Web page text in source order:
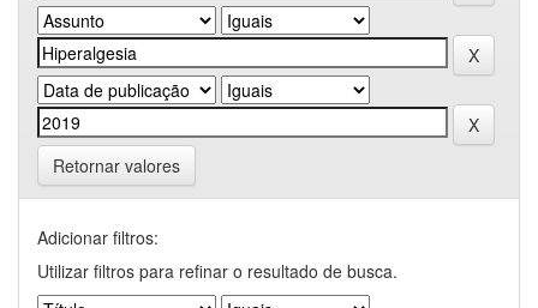
Retornar valores
Adicionar filtros:
Utilizar filtros para refinar o resultado de busca.